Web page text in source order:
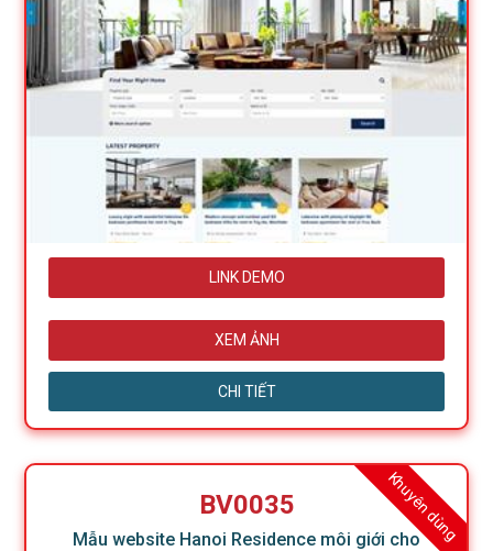
LINK DEMO
XEM ẢNH
CHI TIẾT
Khuyên dùng
BV0035
Mẫu website Hanoi Residence môi giới cho